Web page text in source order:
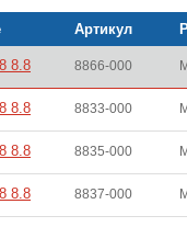
Артикул
8.8 8866-000
8.8 8833-000
8.8 8835-000
8.8 8837-000